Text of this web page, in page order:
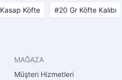
Kasap Köfte 20 Gr Köfte Kalıbı
MAĞAZA
Müşteri Hizmetleri